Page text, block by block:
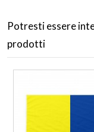
Potresti essere
prodotti